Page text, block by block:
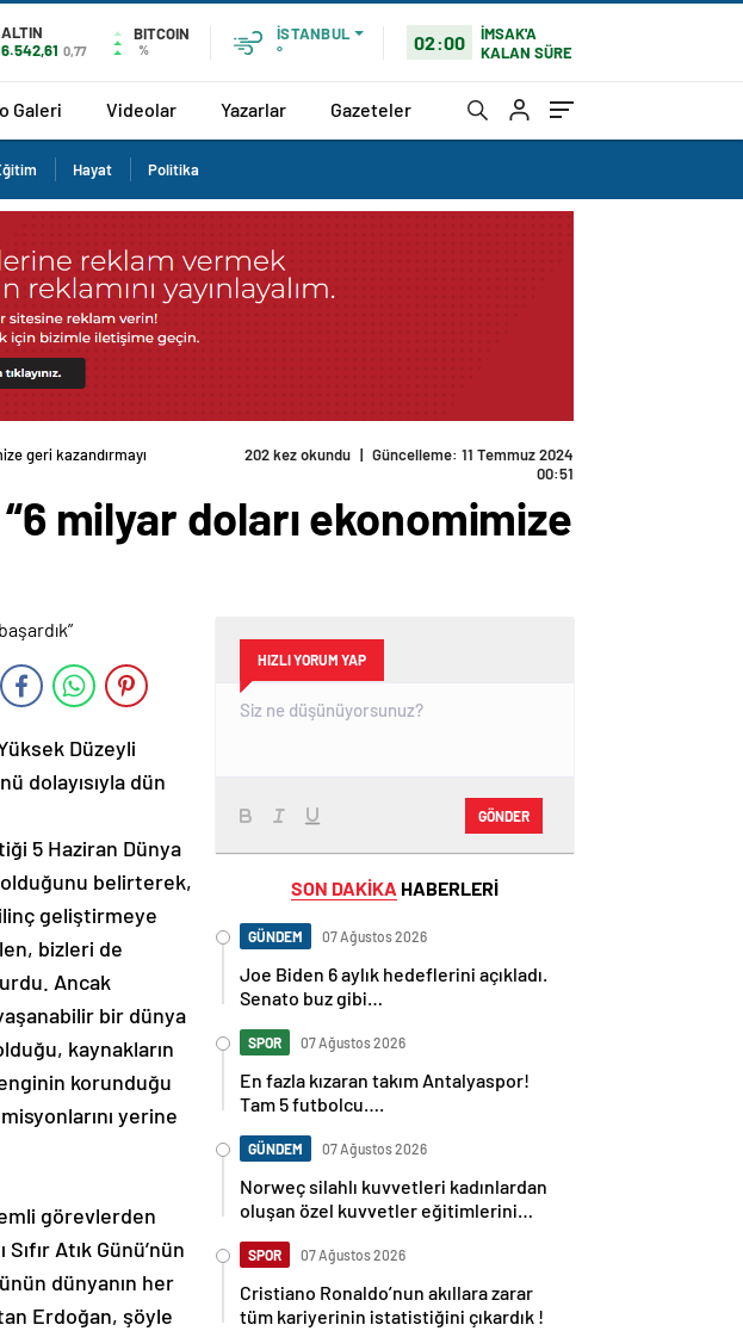
ALTIN
6.542,61 0,77
BITCOIN
%
İSTANBUL
°
02:00
İMSAK'A
KALAN SÜRE
Galeri Videolar Yazarlar Gazeteler
Hayat Politika
geri kazandırmayı
202 kez okundu | Güncelleme: 11 Temmuz 2024
00:51
milyar doları ekonomimize
Düzeyli
dolayısıyla dün
5 Haziran Dünya
olduğunu belirterek,
geliştirmeye
bizleri de
Ancak
bir dünya
kaynakların
korunduğu
yerine
görevlerden
Atık Günü’nün
dünyanın her
Erdoğan, şöyle
HIZLI YORUM YAP
GÖNDER
SON DAKİKA HABERLERİ
GÜNDEM 07 Ağustos 2026
Joe Biden 6 aylık hedeflerini açıkladı.
Senato buz gibi…
SPOR 07 Ağustos 2026
En fazla kızaran takım Antalyaspor!
Tam 5 futbolcu….
GÜNDEM 07 Ağustos 2026
Norweç silahlı kuvvetleri kadınlardan
oluşan özel kuvvetler eğitimlerini
SPOR 07 Ağustos 2026
Cristiano Ronaldo’nun akıllara zarar
tüm kariyerinin istatistiğini çıkardık !